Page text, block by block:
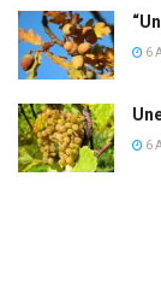
6
6